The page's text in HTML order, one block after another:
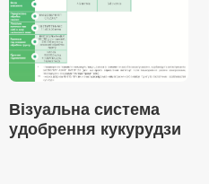
Візуальна система
удобрення кукурудзи